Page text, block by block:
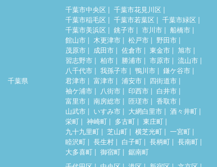
千葉県
千葉市中央区
千葉市花見川区
千葉市稲毛区
千葉市若葉区
千葉市緑区
千葉市美浜区
銚子市 市川市
船橋市
館山市
木更津市 松戸市
野田市
茂原市
成田市 佐倉市 東金市
旭市
習志野市
柏市 勝浦市 市原市
流山市
八千代市
我孫子市 鴨川市
鎌ケ谷市
君津市
富津市 浦安市
四街道市
袖ケ浦市
八街市 印西市
白井市
富里市
南房総市 匝瑳市
香取市
山武市
いすみ市 大網白里市
酒々井町
栄町
神崎町 多古町
東庄町
九十九里町
芝山町 横芝光町
一宮町
睦沢町
長生村 白子町 長柄町
長南町
大多喜町
御宿町
鋸南町